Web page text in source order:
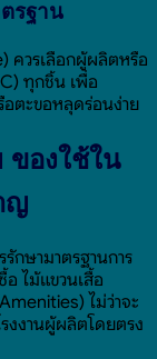
รฐาน
ควรเลือกผู้ผลิตหรือ
ทุกชิ้น เพื่อ
ตะขอหลุดร่อนง่าย
ของใช้ใน
ญ
กษามาตรฐานการ
อ ไม้แขวนเสื้อ
ไม่ว่าจะ
งงานผู้ผลิตโดยตรง